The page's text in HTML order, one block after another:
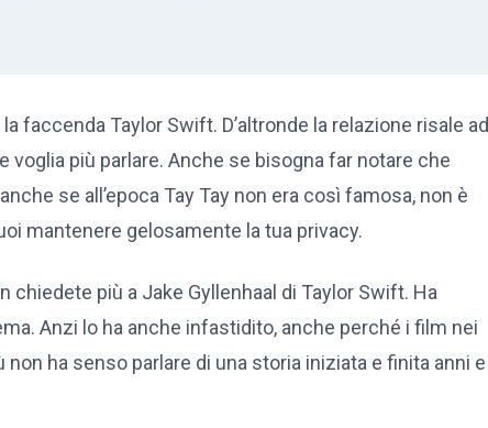
faccenda Taylor Swift. D’altronde la relazione risale ad
voglia più parlare. Anche se bisogna far notare che
se all’epoca Tay Tay non era così famosa, non è
mantenere gelosamente la tua privacy.
chiedete più a Jake Gyllenhaal di Taylor Swift. Ha
Anzi lo ha anche infastidito, anche perché i film nei
ha senso parlare di una storia iniziata e finita anni e